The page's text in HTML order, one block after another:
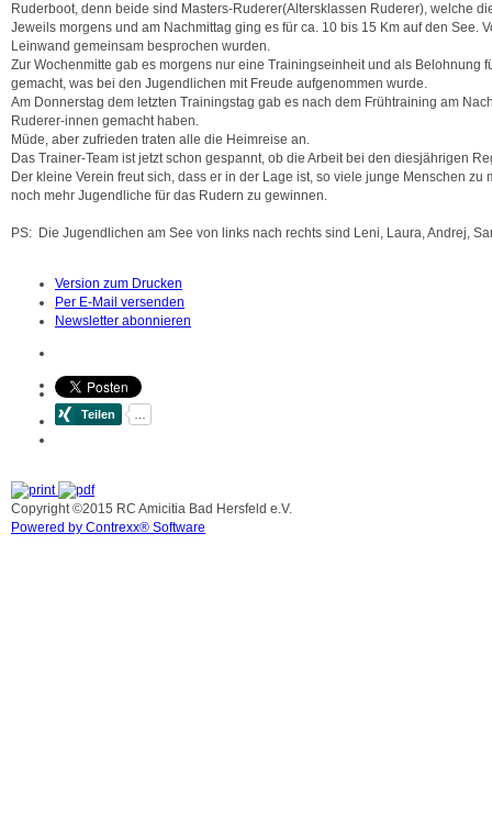
Ruderboot, denn beide sind Masters-Ruderer(Altersklassen Ruderer), welche
Jeweils morgens und am Nachmittag ging es für ca. 10 bis 15 Km auf den
Leinwand gemeinsam besprochen wurden.
Zur Wochenmitte gab es morgens nur eine Trainingseinheit und als
gemacht, was bei den Jugendlichen mit Freude aufgenommen wurde.
Am Donnerstag dem letzten Trainingstag gab es nach dem Frühtraining am
Ruderer-innen gemacht haben.
Müde, aber zufrieden traten alle die Heimreise an.
Das Trainer-Team ist jetzt schon gespannt, ob die Arbeit bei den diesjährigen
Der kleine Verein freut sich, dass er in der Lage ist, so viele junge Menschen
noch mehr Jugendliche für das Rudern zu gewinnen.
PS: Die Jugendlichen am See von links nach rechts sind Leni, Laura, Andrej,
Version zum Drucken
Per E-Mail versenden
Newsletter abonnieren
Copyright ©2015 RC Amicitia Bad Hersfeld e.V.
Powered by Contrexx® Software